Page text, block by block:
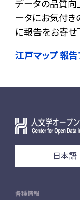
データの品質向
ータにお気付き
に報告をお寄せ
江戸マップ 報告
日本語
各種情報